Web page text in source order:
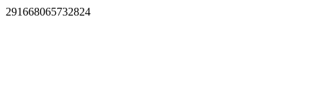
291668065732824